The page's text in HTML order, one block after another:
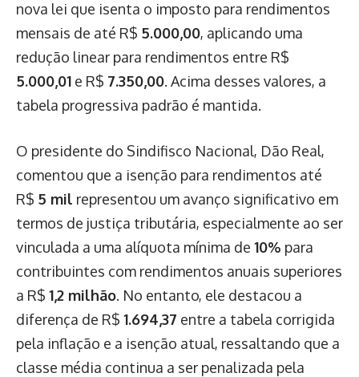
nova lei que isenta o imposto para rendimentos
mensais de até R$ 5.000,00, aplicando uma
redução linear para rendimentos entre R$
5.000,01 e R$ 7.350,00. Acima desses valores, a
tabela progressiva padrão é mantida.
O presidente do Sindifisco Nacional, Dão Real,
comentou que a isenção para rendimentos até
R$ 5 mil representou um avanço significativo em
termos de justiça tributária, especialmente ao ser
vinculada a uma alíquota mínima de 10% para
contribuintes com rendimentos anuais superiores
a R$ 1,2 milhão. No entanto, ele destacou a
diferença de R$ 1.694,37 entre a tabela corrigida
pela inflação e a isenção atual, ressaltando que a
classe média continua a ser penalizada pela